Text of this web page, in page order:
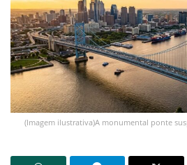
(Imagem ilustrativa)A monumental ponte